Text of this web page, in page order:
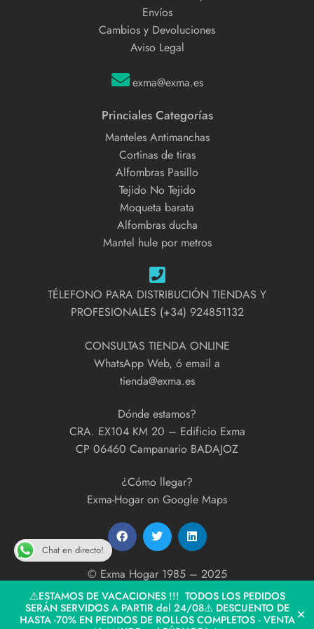
⚠️ESTAMOS DE VACACIONES !!! TODOS LOS PEDIDOS
SERÁN SERVIDOS A PARTIR del 24/08⚠️ DESCUENTO DE
HASTA -70% EN PEDIDOS DE ROLLOS COMPLETOS · VENTA ✕
Envíos
Cambios y Devoluciones
Aviso Legal
exma@exma.es
Princiales Categorías
Manteles Antimanchas
Cortinas de tiras
Alfombras Pasillo
Tejido No Tejido
Moqueta barata
Alfombras ducha
Mantel hule por metros
TÉLEFONO PARA DISTRIBUCIÓN TIENDAS Y
PROFESIONALES (+34) 924851132
CONSULTAS TIENDA ONLINE
WhatsApp Web, ó email a
tienda@exma.es
Dónde estamos?
CRA. EX104 KM 20 – Edificio Exma
CP 06460 Campanario BADAJOZ
¿Cómo llegar?
Exma-Hogar on Google Maps
© Exma Hogar 1985 – 2025
developed by ExmaPrint!
Chat en directo!